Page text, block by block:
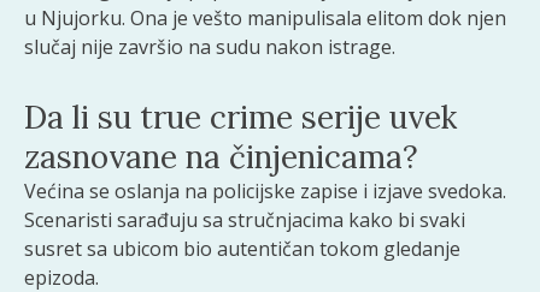
u Njujorku. Ona je vešto manipulisala elitom dok njen
slučaj nije završio na sudu nakon istrage.
Da li su true crime serije uvek
zasnovane na činjenicama?
Većina se oslanja na policijske zapise i izjave svedoka.
Scenaristi sarađuju sa stručnjacima kako bi svaki
susret sa ubicom bio autentičan tokom gledanje
epizoda.